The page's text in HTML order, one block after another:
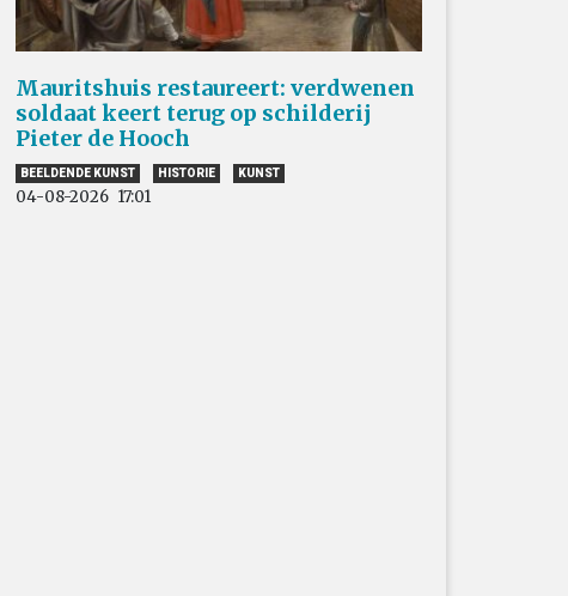
Mauritshuis restaureert: verdwenen
soldaat keert terug op schilderij
Pieter de Hooch
BEELDENDE KUNST HISTORIE KUNST
04-08-2026 17:01